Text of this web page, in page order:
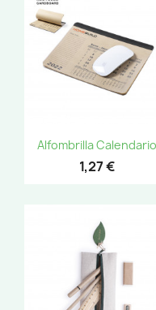
Alfombrilla Calendario
1,27 €